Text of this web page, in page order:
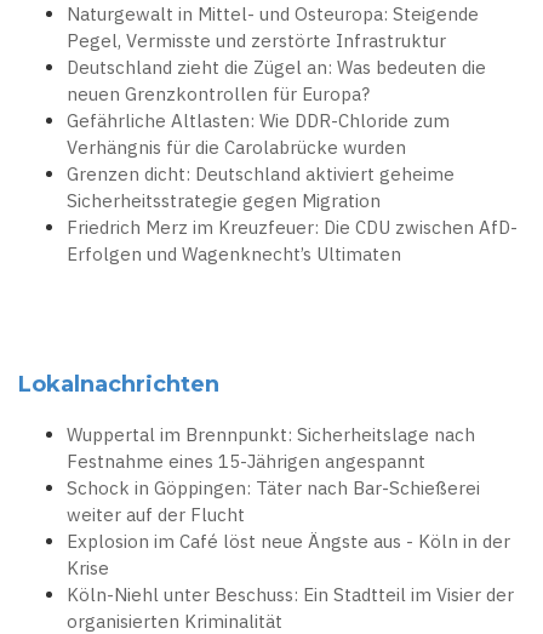
Naturgewalt in Mittel- und Osteuropa: Steigende
Pegel, Vermisste und zerstörte Infrastruktur
Deutschland zieht die Zügel an: Was bedeuten die
neuen Grenzkontrollen für Europa?
Gefährliche Altlasten: Wie DDR-Chloride zum
Verhängnis für die Carolabrücke wurden
Grenzen dicht: Deutschland aktiviert geheime
Sicherheitsstrategie gegen Migration
Friedrich Merz im Kreuzfeuer: Die CDU zwischen AfD-
Erfolgen und Wagenknecht’s Ultimaten
Lokalnachrichten
Wuppertal im Brennpunkt: Sicherheitslage nach
Festnahme eines 15-Jährigen angespannt
Schock in Göppingen: Täter nach Bar-Schießerei
weiter auf der Flucht
Explosion im Café löst neue Ängste aus - Köln in der
Krise
Köln-Niehl unter Beschuss: Ein Stadtteil im Visier der
organisierten Kriminalität